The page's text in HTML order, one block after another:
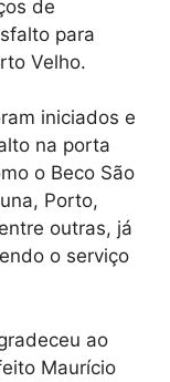
de
para
Velho.
iniciados e
na porta
o Beco São
Porto,
outras, já
o serviço
ao
Maurício